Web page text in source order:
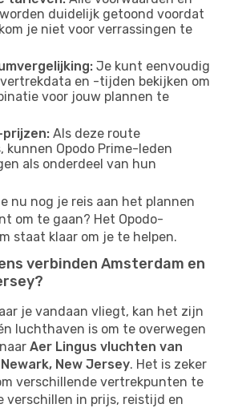
duidelijk getoond voordat
je niet voor verrassingen te
Je kunt eenvoudig
en -tijden bekijken om
voor jouw plannen te
prijzen: Als deze route
kunnen Opodo Prime-leden
als onderdeel van hun
nu nog je reis aan het plannen
om te gaan? Het Opodo-
staat klaar om je te helpen.
verbinden Amsterdam en
je vandaan vliegt, kan het zijn
luchthaven is om te overwegen
Aer Lingus vluchten van
New Jersey. Het is zeker
verschillende vertrekpunten te
verschillen in prijs, reistijd en